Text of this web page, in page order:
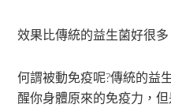
效果比傳統的益生菌好很多
何謂被動免疫呢?傳統的益
醒你身體原來的免疫力，